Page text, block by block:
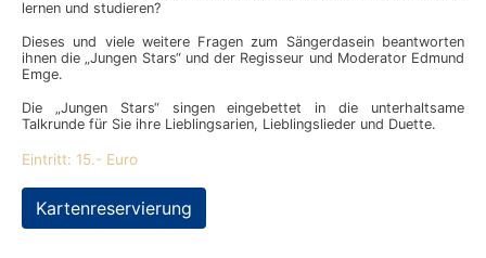
lernen und studieren?
Dieses und viele weitere Fragen zum Sängerdasein beantworten
ihnen die „Jungen Stars“ und der Regisseur und Moderator Edmund
Emge.
Die „Jungen Stars“ singen eingebettet in die unterhaltsame
Talkrunde für Sie ihre Lieblingsarien, Lieblingslieder und Duette.
Eintritt: 15.- Euro
Kartenreservierung